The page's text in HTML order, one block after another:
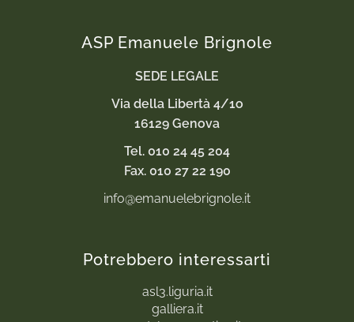
ASP Emanuele Brignole
SEDE LEGALE
Via della Libertà 4/1o
16129 Genova
Tel. 010 24 45 204
Fax. 010 27 22 190
info@emanuelebrignole.it
Potrebbero interessarti
asl3.liguria.it
galliera.it